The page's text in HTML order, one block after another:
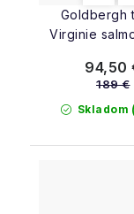
Goldbergh
Virginie
Skladom
94,50
189 €